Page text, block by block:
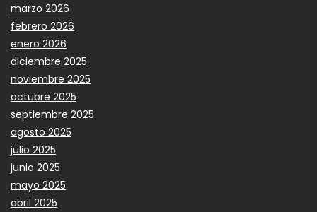
marzo 2026
febrero 2026
enero 2026
diciembre 2025
noviembre 2025
octubre 2025
septiembre 2025
agosto 2025
julio 2025
junio 2025
mayo 2025
abril 2025